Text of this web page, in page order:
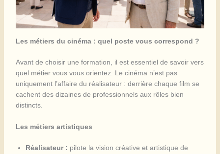
Les métiers du cinéma : quel poste vous correspond ?
Avant de choisir une formation, il est essentiel de savoir vers
quel métier vous vous orientez. Le cinéma n’est pas
uniquement l’affaire du réalisateur : derrière chaque film se
cachent des dizaines de professionnels aux rôles bien
distincts.
Les métiers artistiques
Réalisateur : pilote la vision créative et artistique de